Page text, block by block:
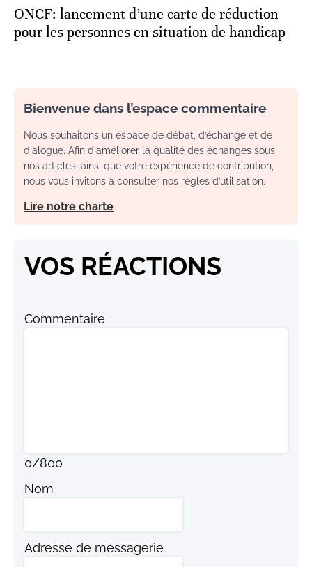
ONCF: lancement d’une carte de réduction
pour les personnes en situation de handicap
Bienvenue dans l’espace commentaire
Nous souhaitons un espace de débat, d’échange et de
dialogue. Afin d'améliorer la qualité des échanges sous
nos articles, ainsi que votre expérience de contribution,
nous vous invitons à consulter nos règles d’utilisation.
Lire notre charte
VOS RÉACTIONS
Commentaire
0/800
Nom
Adresse de messagerie